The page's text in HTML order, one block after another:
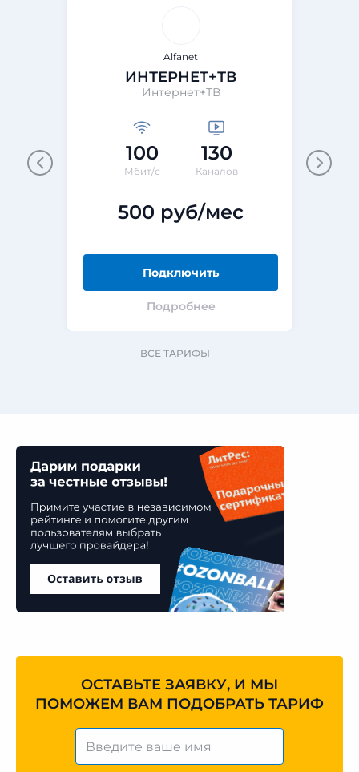
Alfanet
ИНТЕРНЕТ+ТВ
Интернет+ТВ
100
Мбит/с
130
Каналов
500 руб/мес
Подключить
Подробнее
ВСЕ ТАРИФЫ
ОСТАВЬТЕ ЗАЯВКУ, И МЫ
ПОМОЖЕМ ВАМ ПОДОБРАТЬ ТАРИФ